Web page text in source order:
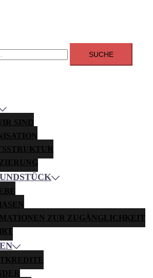
SIND
ZUR ZUGÄNGLICHKEIT